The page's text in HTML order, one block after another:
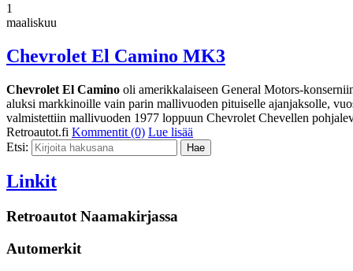
1
maaliskuu
Chevrolet El Camino MK3
Chevrolet El Camino oli amerikkalaiseen General Motors-
aluksi markkinoille vain parin mallivuoden pituiselle ajanjaksolle,
valmistettiin mallivuoden 1977 loppuun Chevrolet Chevellen
Retroautot.fi Kommentit (0) Lue lisää
Etsi:
Linkit
Retroautot Naamakirjassa
Automerkit